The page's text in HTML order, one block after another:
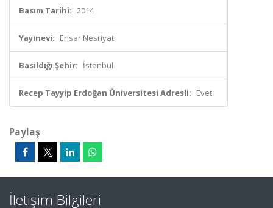
Basım Tarihi: 2014
Yayınevi: Ensar Nesriyat
Basıldığı Şehir: İstanbul
Recep Tayyip Erdoğan Üniversitesi Adresli: Evet
Paylaş
İletişim Bilgileri